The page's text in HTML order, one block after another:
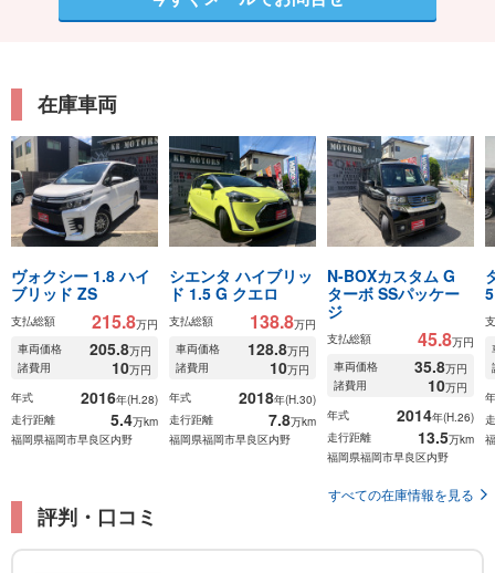
在庫車両
ヴォクシー 1.8 ハイ
ブリッド ZS
支払総額 215.8万円
車両価格
205.8万円
諸費用
10万円
年式
2016年(H.28)
走行距離
5.4万km
福岡県福岡市早良区内野
シエンタ ハイブリッ
ド 1.5 G クエロ
支払総額 138.8万円
車両価格
128.8万円
諸費用
10万円
年式
2018年(H.30)
走行距離
7.8万km
福岡県福岡市早良区内野
N-BOXカスタム G
ターボ SSパッケー
ジ
支払総額 45.8万円
車両価格
35.8万円
諸費用
10万円
年式
2014年(H.26)
走行距離
13.5万km
福岡県福岡市早良区内野
すべての在庫情報を見る
評判・口コミ